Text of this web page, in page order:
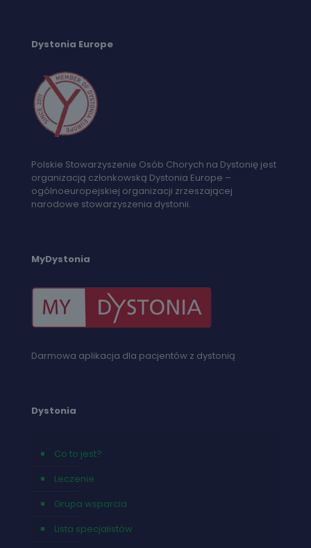
Dystonia Europe
Polskie Stowarzyszenie Osób Chorych na Dystonię jest
organizacją członkowską Dystonia Europe –
ogólnoeuropejskiej organizacji zrzeszającej
narodowe stowarzyszenia dystonii.
MyDystonia
Darmowa aplikacja dla pacjentów z dystonią
Dystonia
Co to jest?
Leczenie
Grupa wsparcia
Lista specjalistów